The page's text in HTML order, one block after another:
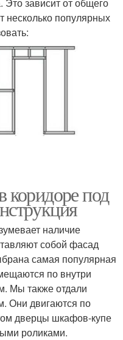
зависит от общего
несколько популярных
под
наличие
собой фасад
самая популярная
по внутри
Мы также отдали
Они двигаются по
дверцы шкафов-купе
роликами.